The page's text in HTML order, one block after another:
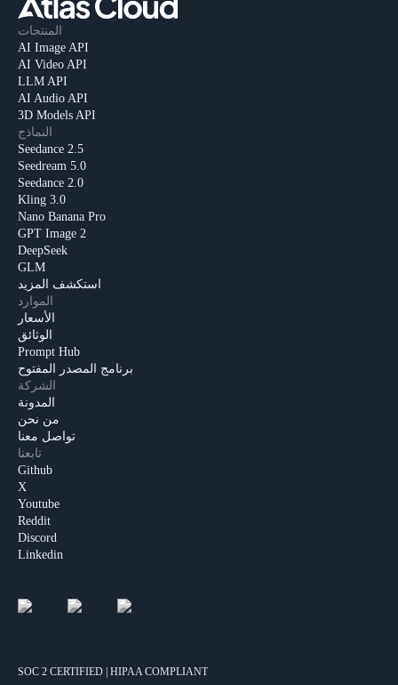
المنتجات
AI Image API
AI Video API
LLM API
AI Audio API
3D Models API
النماذج
Seedance 2.5
Seedream 5.0
Seedance 2.0
Kling 3.0
Nano Banana Pro
GPT Image 2
DeepSeek
GLM
استكشف المزيد
الموارد
الأسعار
الوثائق
Prompt Hub
برنامج المصدر المفتوح
الشركة
المدونة
من نحن
تواصل معنا
تابعنا
Github
X
Youtube
Reddit
Discord
Linkedin
SOC 2 CERTIFIED | HIPAA COMPLIANT